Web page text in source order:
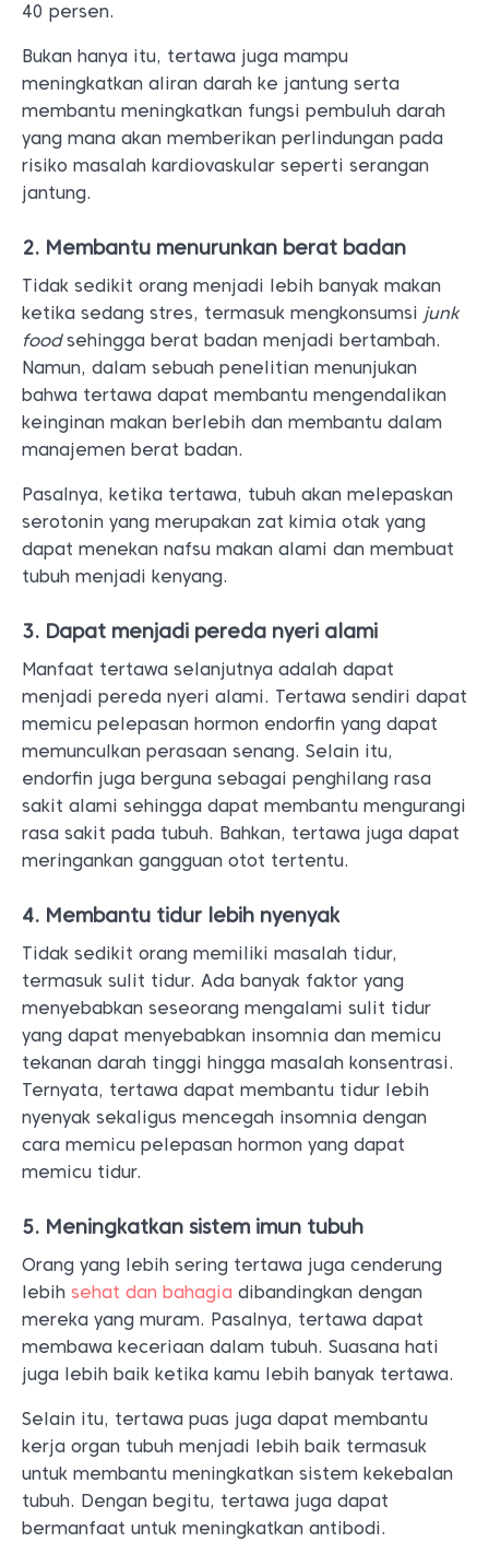
40 persen.
Bukan hanya itu, tertawa juga mampu
meningkatkan aliran darah ke jantung serta
membantu meningkatkan fungsi pembuluh darah
yang mana akan memberikan perlindungan pada
risiko masalah kardiovaskular seperti serangan
jantung.
2. Membantu menurunkan berat badan
Tidak sedikit orang menjadi lebih banyak makan
ketika sedang stres, termasuk mengkonsumsi junk
foodsehingga berat badan menjadi bertambah.
Namun, dalam sebuah penelitian menunjukan
bahwa tertawa dapat membantu mengendalikan
keinginan makan berlebih dan membantu dalam
manajemen berat badan.
Pasalnya, ketika tertawa, tubuh akan melepaskan
serotonin yang merupakan zat kimia otak yang
dapat menekan nafsu makan alami dan membuat
tubuh menjadi kenyang.
3. Dapat menjadi pereda nyeri alami
Manfaat tertawa selanjutnya adalah dapat
menjadi pereda nyeri alami. Tertawa sendiri dapat
memicu pelepasan hormon endorfin yang dapat
memunculkan perasaan senang. Selain itu,
endorfin juga berguna sebagai penghilang rasa
sakit alami sehingga dapat membantu mengurangi
rasa sakit pada tubuh. Bahkan, tertawa juga dapat
meringankan gangguan otot tertentu.
4. Membantu tidur lebih nyenyak
Tidak sedikit orang memiliki masalah tidur,
termasuk sulit tidur. Ada banyak faktor yang
menyebabkan seseorang mengalami sulit tidur
yang dapat menyebabkan insomnia dan memicu
tekanan darah tinggi hingga masalah konsentrasi.
Ternyata, tertawa dapat membantu tidur lebih
nyenyak sekaligus mencegah insomnia dengan
cara memicu pelepasan hormon yang dapat
memicu tidur.
5. Meningkatkan sistem imun tubuh
Orang yang lebih sering tertawa juga cenderung
lebih sehat dan bahagia dibandingkan dengan
mereka yang muram. Pasalnya, tertawa dapat
membawa keceriaan dalam tubuh. Suasana hati
juga lebih baik ketika kamu lebih banyak tertawa.
Selain itu, tertawa puas juga dapat membantu
kerja organ tubuh menjadi lebih baik termasuk
untuk membantu meningkatkan sistem kekebalan
tubuh. Dengan begitu, tertawa juga dapat
bermanfaat untuk meningkatkan antibodi.